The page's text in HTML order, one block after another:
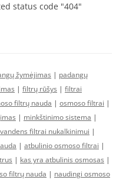
status code "404"
žymėjimas | padangų
| filtrų rūšys | filtrai
filtrų nauda | osmoso filtrai |
| minkštinimo sistema |
vandens filtrai nukalkinimui |
| atbulinio osmoso filtrai |
| kas yra atbulinis osmosas |
filtrų nauda | naudingi osmoso